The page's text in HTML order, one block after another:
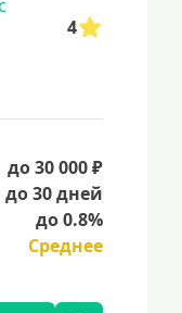
4
до 30 000 ₽
до 30 дней
до 0.8%
Среднее